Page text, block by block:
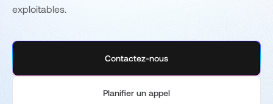
exploitables.
Contactez-nous
Planifier un appel